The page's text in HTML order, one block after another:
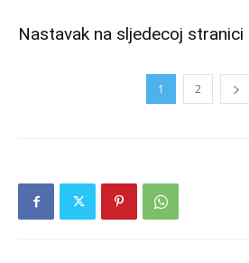
Nastavak na sljedecoj stranici
1 2